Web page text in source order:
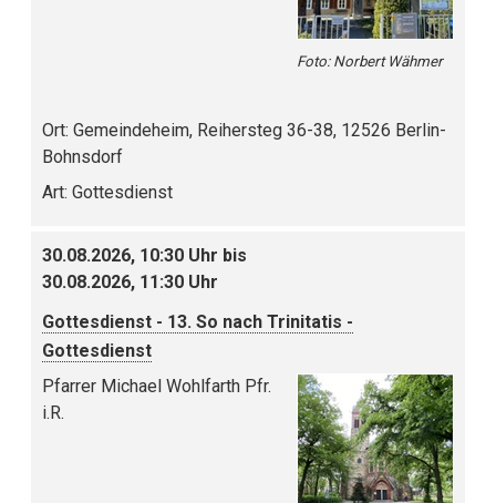
Foto: Norbert Wähmer
Ort: Gemeindeheim, Reihersteg 36-38, 12526 Berlin-
Bohnsdorf
Art: Gottesdienst
30.08.2026, 10:30 Uhr bis
30.08.2026, 11:30 Uhr
Gottesdienst - 13. So nach Trinitatis -
Gottesdienst
Pfarrer Michael Wohlfarth Pfr.
i.R.